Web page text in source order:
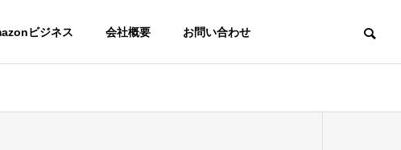
ビジネス 会社概要 お問い合わせ